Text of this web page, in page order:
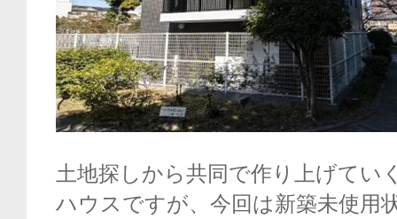
土地探しから共同で作り上げてい
ハウスですが、今回は新築未使用